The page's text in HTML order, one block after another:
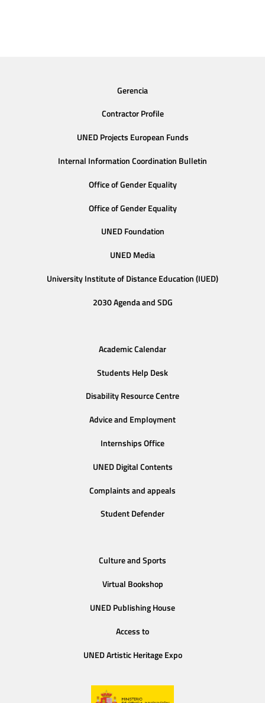
Gerencia
Contractor Profile
UNED Projects European Funds
Internal Information Coordination Bulletin
Office of Gender Equality
Office of Gender Equality
UNED Foundation
UNED Media
University Institute of Distance Education (IUED)
2030 Agenda and SDG
Academic Calendar
Students Help Desk
Disability Resource Centre
Advice and Employment
Internships Office
UNED Digital Contents
Complaints and appeals
Student Defender
Culture and Sports
Virtual Bookshop
UNED Publishing House
Access to
UNED Artistic Heritage Expo